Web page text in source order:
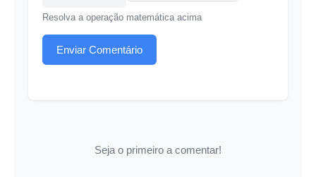
Resolva a operação matemática acima
Enviar Comentário
Seja o primeiro a comentar!